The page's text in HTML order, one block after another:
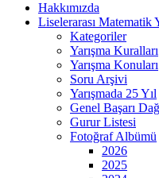
Hakkımızda
Liselerarası Matematik
Kategoriler
Yarışma Kuralları
Yarışma Konuları
Soru Arşivi
Yarışmada 25 Yıl
Genel Başarı
Gurur Listesi
Fotoğraf Albümü
2026
2025